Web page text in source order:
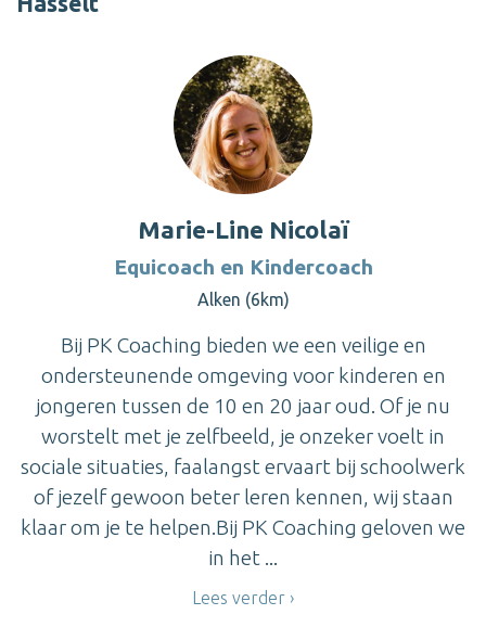
Marie-Line Nicolaï
Equicoach en Kindercoach
Alken (6km)
Bij PK Coaching bieden we een veilige en
ondersteunende omgeving voor kinderen en
jongeren tussen de 10 en 20 jaar oud. Of je nu
worstelt met je zelfbeeld, je onzeker voelt in
sociale situaties, faalangst ervaart bij schoolwerk
of jezelf gewoon beter leren kennen, wij staan
klaar om je te helpen.Bij PK Coaching geloven we
in het ...
Lees verder